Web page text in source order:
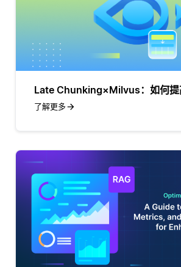
Late Chunking×Milvus：如何提
了解更多